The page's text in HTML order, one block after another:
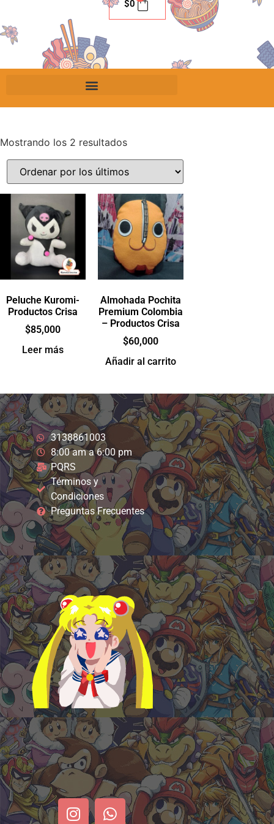
$0
Mostrando los 2 resultados
Peluche Kuromi-
Productos Crisa
$85,000
Leer más
Almohada Pochita
Premium Colombia
– Productos Crisa
$60,000
Añadir al carrito
3138861003
8:00 am a 6:00 pm
PQRS
Términos y
Condiciones
Preguntas Frecuentes